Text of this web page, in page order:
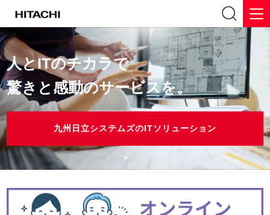
九州日立システムズのデジタライゼーション
人とITのチカラで
驚きと感動のサービスを。
九州日立システムズのITソリューション
人とITのチカラで
驚きと感動のサービスを。
九州日立システムズのITソリューション
九州日立システムズのITソリューション